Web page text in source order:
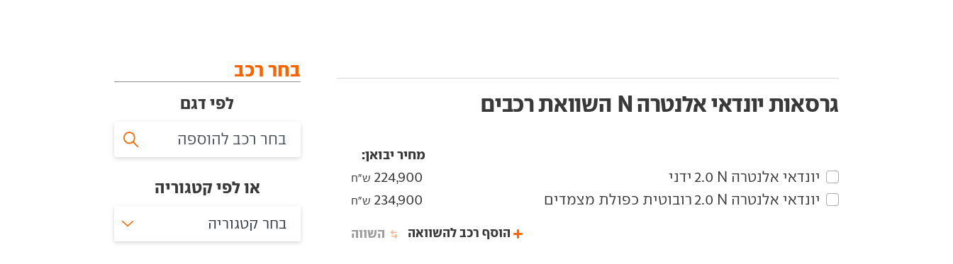
גרסאות יונדאי אלנטרה N השוואת רכבים
מחיר יבואן:
יונדאי‏ אלנטרה N‏ 2.0 ידני 224,900 ש"ח
יונדאי‏ אלנטרה N‏ 2.0 רובוטית כפולת מצמדים 234,900 ש"ח
השווה הוסף רכב להשוואה
בחר רכב
לפי דגם
או לפי קטגוריה
בחר קטגוריה